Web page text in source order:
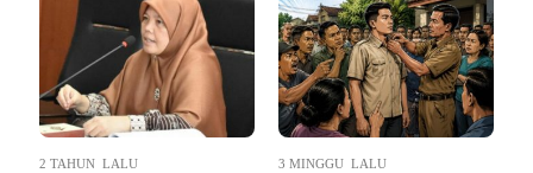
2 TAHUN LALU 3 MINGGU LALU